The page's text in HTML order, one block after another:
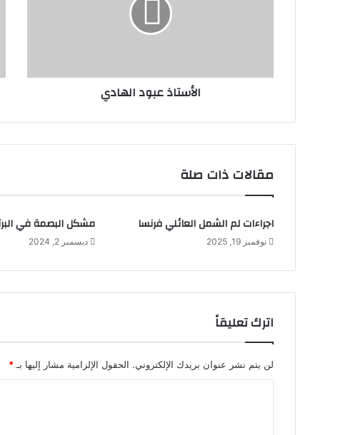
الأستاذ عبود الهادي
مقالات ذات صلة
اجراءات لم الشمل العائلي فرنسا
نوفمبر 19, 2025
مشكل البصمة في
ديسمبر 2, 2024
اترك تعليقاً
لن يتم نشر عنوان بريدك الإلكتروني. الحقول الإلزامية مشار إليها بـ *